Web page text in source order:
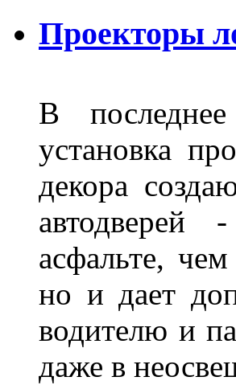
Проекторы
В
установка
декора
автодверей
асфальте,
но и дает
водителю и
даже в